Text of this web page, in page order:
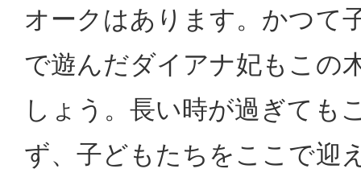
オークはあります。かつて
で遊んだダイアナ妃もこの
しょう。長い時が過ぎても
ず、子どもたちをここで迎